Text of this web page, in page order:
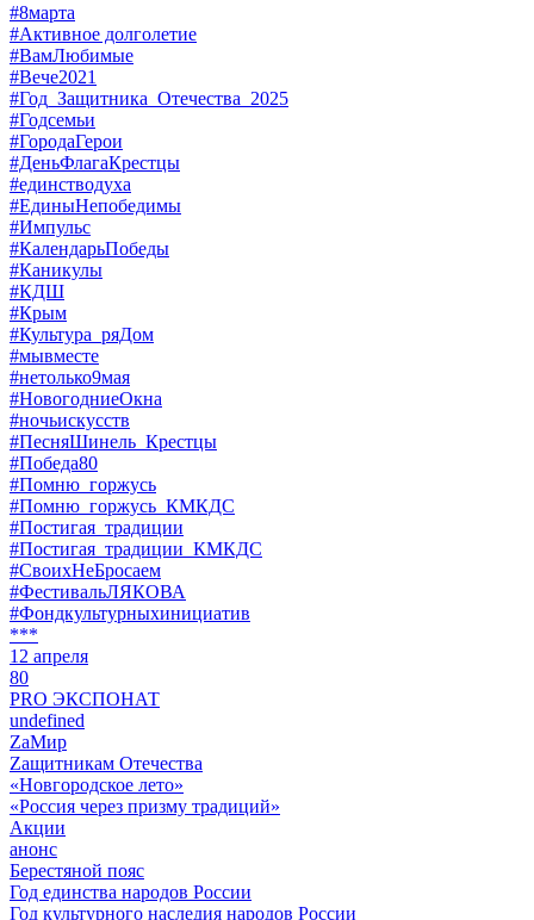
#8марта
#Активное долголетие
#ВамЛюбимые
#Вече2021
#Год_Защитника_Отечества_2025
#Годсемьи
#ГородаГерои
#ДеньФлагаКрестцы
#единстводуха
#ЕдиныНепобедимы
#Импульс
#КалендарьПобеды
#Каникулы
#КДШ
#Крым
#Культура_ряДом
#мывместе
#нетолько9мая
#НовогодниеОкна
#ночьискусств
#ПесняШинель_Крестцы
#Победа80
#Помню_горжусь
#Помню_горжусь_КМКДС
#Постигая_традиции
#Постигая_традиции_КМКДС
#СвоихНеБросаем
#ФестивальЛЯКОВА
#Фондкультурныхинициатив
***
12 апреля
80
PRO ЭКСПОНАТ
undefined
ZaМир
Zащитникам Отечества
«Новгородское лето»
«Россия через призму традиций»
Акции
анонс
Берестяной пояс
Год единства народов России
Год культурного наследия народов России